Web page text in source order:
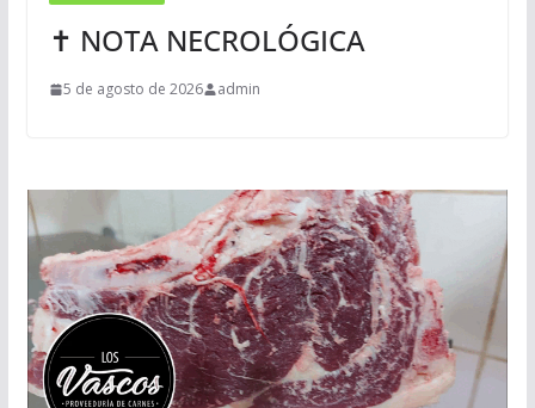
✝ NOTA NECROLÓGICA
5 de agosto de 2026 admin